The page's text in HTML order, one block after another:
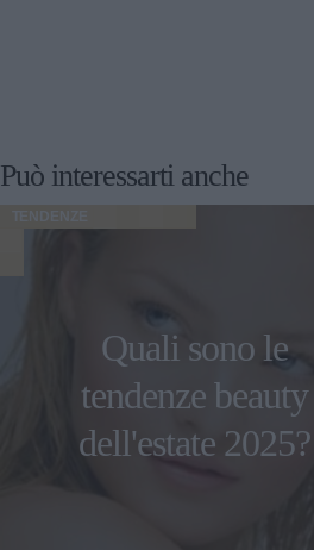
Può interessarti anche
TENDENZE
Quali sono le
tendenze beauty
dell'estate 2025?